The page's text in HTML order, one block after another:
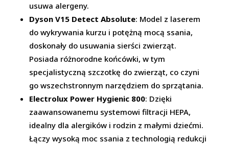
usuwa alergeny.
Dyson V15 Detect Absolute: Model z laserem
do wykrywania kurzu i potężną mocą ssania,
doskonały do usuwania sierści zwierząt.
Posiada różnorodne końcówki, w tym
specjalistyczną szczotkę do zwierząt, co czyni
go wszechstronnym narzędziem do sprzątania.
Electrolux Power Hygienic 800: Dzięki
zaawansowanemu systemowi filtracji HEPA,
idealny dla alergików i rodzin z małymi dziećmi.
Łączy wysoką moc ssania z technologią redukcji